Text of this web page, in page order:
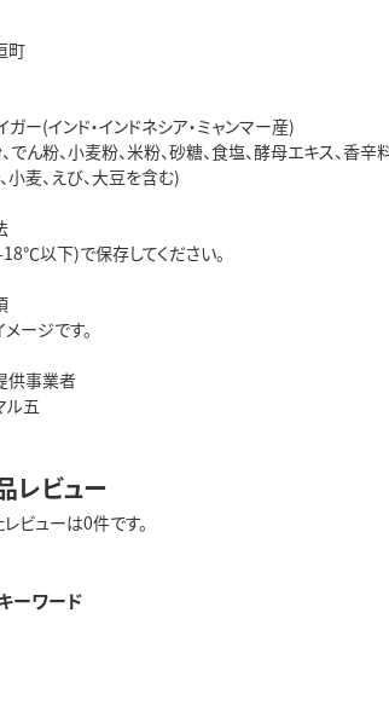
町
ガー(インド・インドネシア・ミャンマー産)
でん粉、小麦粉、米粉、砂糖、食塩、酵母エキス、
小麦、えび、大豆を含む)
以下)で保存してください。
ージです。
供事業者
ル五
レビュー
ビューは0件です。
ーワード